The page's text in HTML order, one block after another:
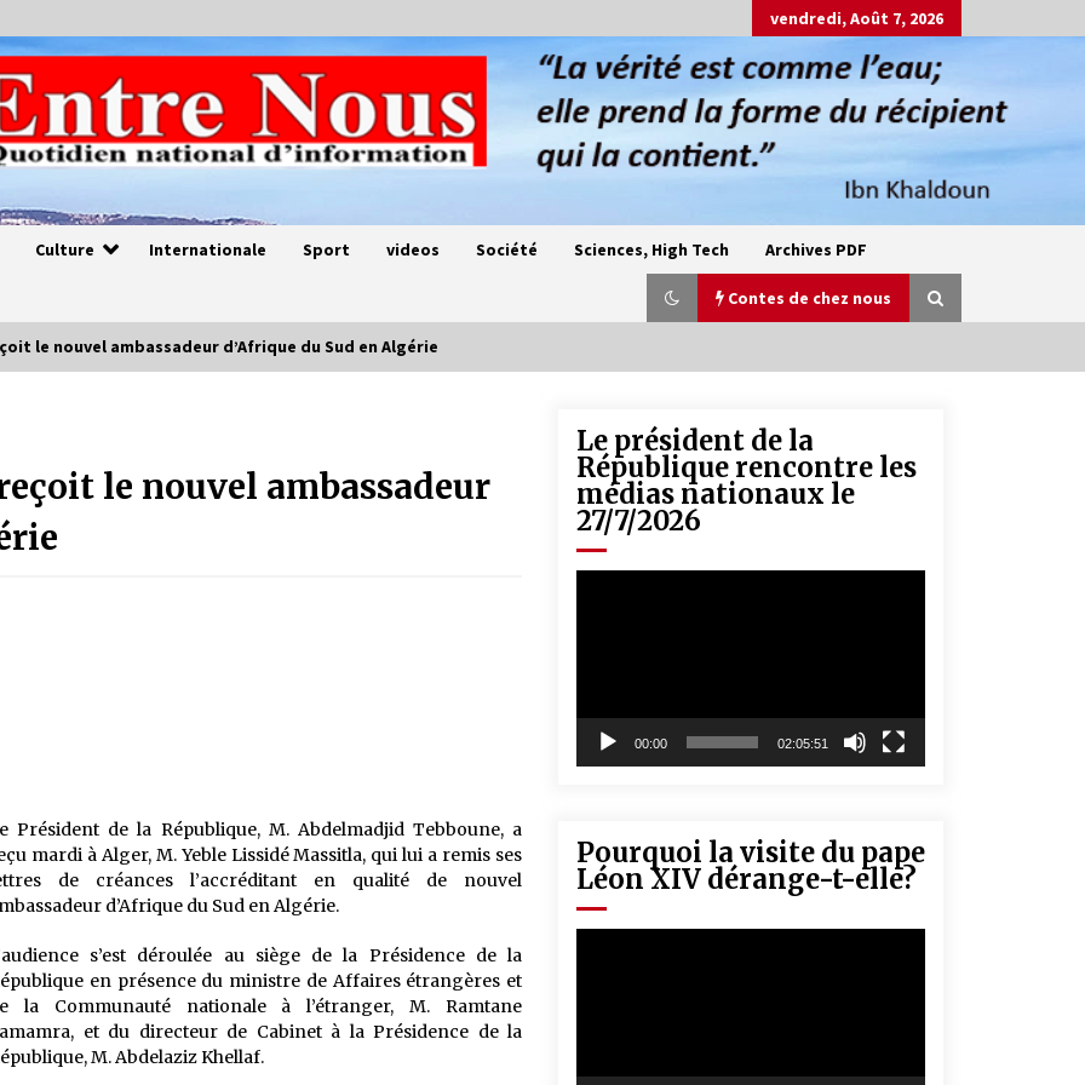
vendredi, Août 7, 2026
Culture Internationale Sport videos Société Sciences, High Tech Archives PDF
Contes de chez nous
Oum el Gaïla / L’ogresse du M’zab
4 ans ago
5 ans ago
le nouvel ambassadeur d’Afrique du Sud en Algérie
le nouvel ambassadeur
Président de la République, M. Abdelmadjid Tebboune, a
mardi à Alger, M. Yeble Lissidé Massitla, qui lui a remis ses
de créances l’accréditant en qualité de nouvel
d’Afrique du Sud en Algérie.
s’est déroulée au siège de la Présidence de la
en présence du ministre de Affaires étrangères et
la Communauté nationale à l’étranger, M. Ramtane
et du directeur de Cabinet à la Présidence de la
M. Abdelaziz Khellaf.
Le président de la
République rencontre les
médias nationaux le
27/7/2026
00:00 02:05:51
Pourquoi la visite du pape
Léon XIV dérange-t-elle?